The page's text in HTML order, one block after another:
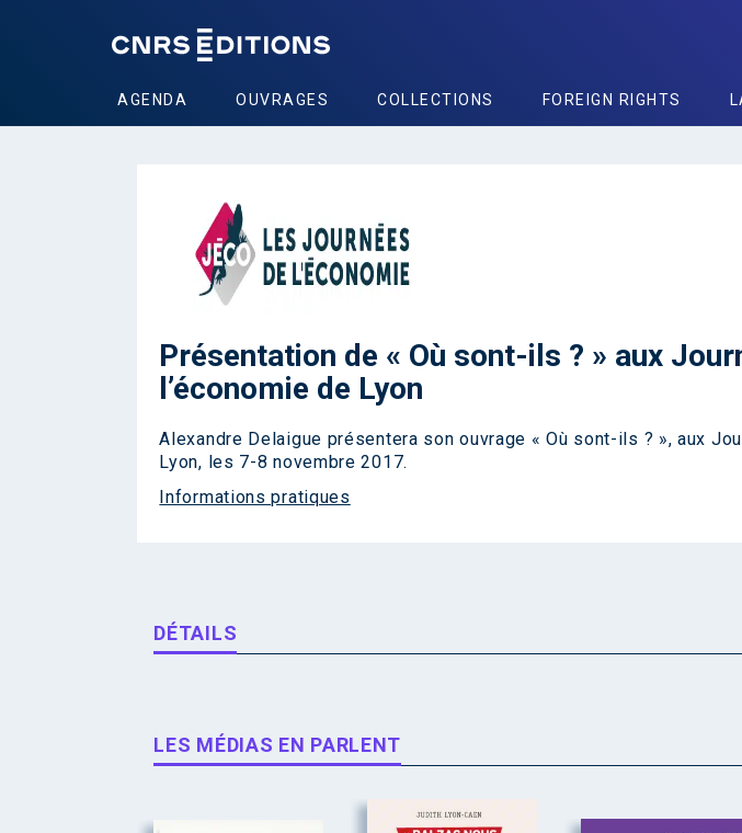
AGENDA OUVRAGES COLLECTIONS FOREIGN RIGHTS
Présentation de « Où sont-ils ? » aux
l’économie de Lyon
Alexandre Delaigue présentera son ouvrage « Où sont-ils ? », aux
Lyon, les 7-8 novembre 2017.
Informations pratiques
DÉTAILS
LES MÉDIAS EN PARLENT